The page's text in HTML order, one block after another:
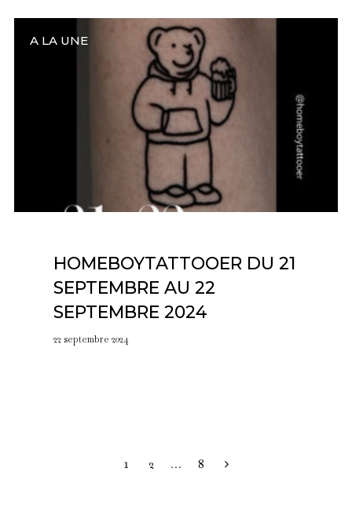
A LA UNE
HOMEBOYTATTOOER DU 21
SEPTEMBRE AU 22
SEPTEMBRE 2024
22 septembre 2024
PAGINATION
1 2 … 8